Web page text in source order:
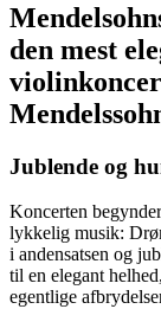
den mest
Jublende og
Koncerten
lykkelig musik:
i andensatsen og
til en elegant
egentlige